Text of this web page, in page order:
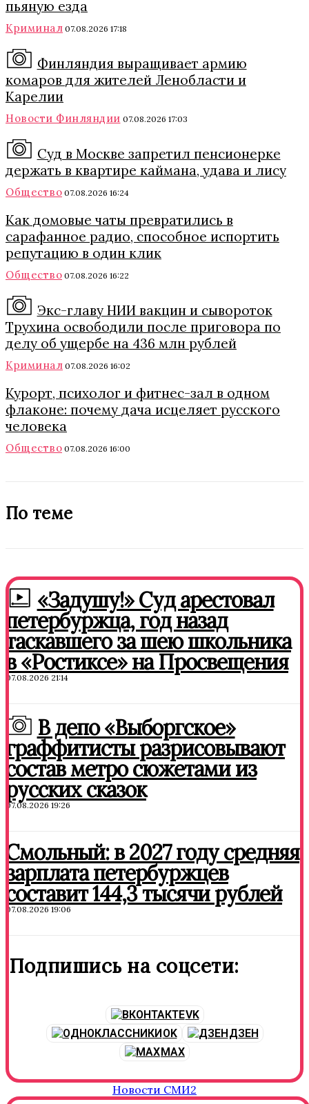
пьяную езда
Криминал 07.08.2026 17:18
Финляндия выращивает армию
комаров для жителей Ленобласти и
Карелии
Новости Финляндии 07.08.2026 17:03
Суд в Москве запретил пенсионерке
держать в квартире каймана, удава и лису
Общество 07.08.2026 16:24
Как домовые чаты превратились в
сарафанное радио, способное испортить
репутацию в один клик
Общество 07.08.2026 16:22
Экс-главу НИИ вакцин и сывороток
Трухина освободили после приговора по
делу об ущербе на 436 млн рублей
Криминал 07.08.2026 16:02
Курорт, психолог и фитнес-зал в одном
флаконе: почему дача исцеляет русского
человека
Общество 07.08.2026 16:00
По теме
«Задушу!» Суд арестовал
петербуржца, год назад
таскавшего за шею школьника
в «Ростиксе» на Просвещения
07.08.2026 21:14
В депо «Выборгское»
граффитисты разрисовывают
состав метро сюжетами из
русских сказок
07.08.2026 19:26
Смольный: в 2027 году средняя
зарплата петербуржцев
составит 144,3 тысячи рублей
07.08.2026 19:06
Подпишись на соцсети:
VK
OK
ДЗЕН
MAX
Новости СМИ2